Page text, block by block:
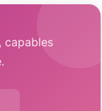
capables